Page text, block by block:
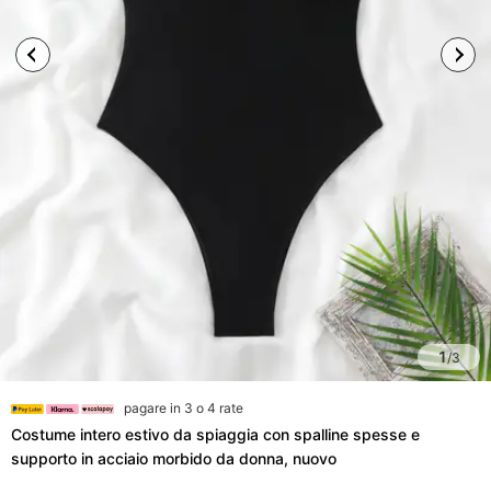
1/3
pagare in 3 o 4 rate
Costume intero estivo da spiaggia con spalline spesse e
supporto in acciaio morbido da donna, nuovo